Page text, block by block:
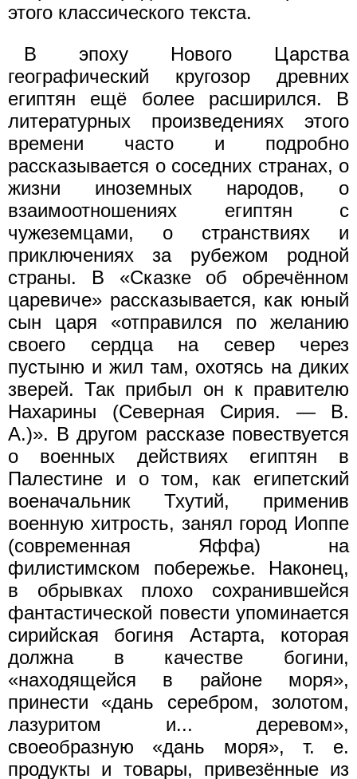
этого классического текста.
В эпоху Нового Царства
географический кругозор древних
египтян ещё более расширился. В
литературных произведениях этого
времени часто и подробно
рассказывается о соседних странах, о
жизни иноземных народов, о
взаимоотношениях египтян с
чужеземцами, о странствиях и
приключениях за рубежом родной
страны. В «Сказке об обречённом
царевиче» рассказывается, как юный
сын царя «отправился по желанию
своего сердца на север через
пустыню и жил там, охотясь на диких
зверей. Так прибыл он к правителю
Нахарины (Северная Сирия. — В.
А.)». В другом рассказе повествуется
о военных действиях египтян в
Палестине и о том, как египетский
военачальник Тхутий, применив
военную хитрость, занял город Иоппе
(современная Яффа) на
филистимском побережье. Наконец,
в обрывках плохо сохранившейся
фантастической повести упоминается
сирийская богиня Астарта, которая
должна в качестве богини,
«находящейся в районе моря»,
принести «дань серебром, золотом,
лазуритом и... деревом»,
своеобразную «дань моря», т. е.
продукты и товары, привезённые из